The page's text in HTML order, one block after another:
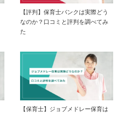
【評判】保育士バンクは実際どう
なのか？口コミと評判を調べてみ
た
【保育士】ジョブメドレー保育は